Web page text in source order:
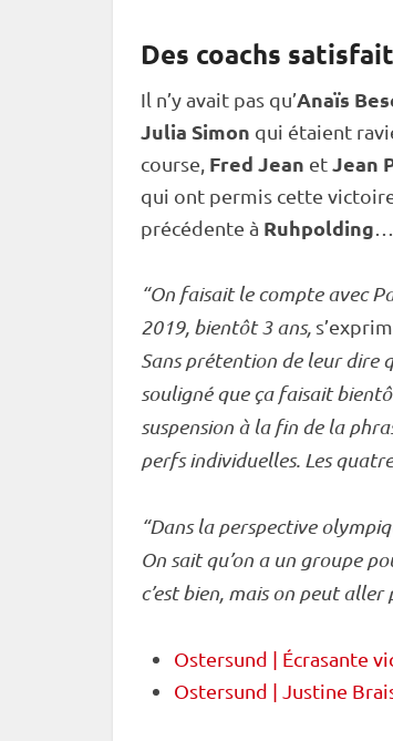
Des coachs
Il n’y avait pas qu’Anaïs
Julia Simon qui étaient
course, Fred Jean etJean
qui ont permis cette
précédente à Ruhpolding
“On faisait le compte avec
2019, bientôt 3 ans,
Sans prétention de leur dire
souligné que ça faisait
suspension à la fin de la
perfs individuelles. Les
“Dans la perspective
On sait qu’on a un groupe
c’est bien, mais on peut aller
Ostersund | Écrasante
Ostersund | Justine